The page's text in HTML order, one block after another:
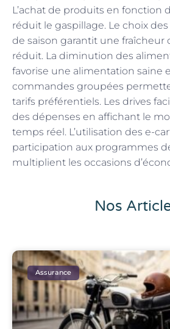
L’achat de produits en fonction
réduit le gaspillage. Le choix
de saison garantit une fraîcheur
réduit. La diminution des
favorise une alimentation saine
commandes groupées
tarifs préférentiels. Les drives
des dépenses en affichant le
temps réel. L’utilisation des e-
participation aux programmes
multiplient les occasions
Nos
Assurance